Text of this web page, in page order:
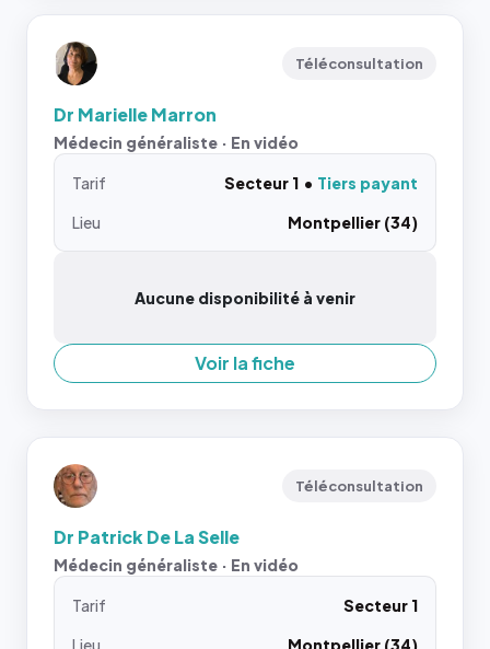
Téléconsultation
Dr Marielle Marron
Médecin généraliste · En vidéo
Tarif Secteur 1
Tiers payant
Lieu
Montpellier (34)
Aucune disponibilité à venir
Voir la fiche
Téléconsultation
Dr Patrick De La Selle
Médecin généraliste · En vidéo
Tarif
Secteur 1
Lieu
Montpellier (34)